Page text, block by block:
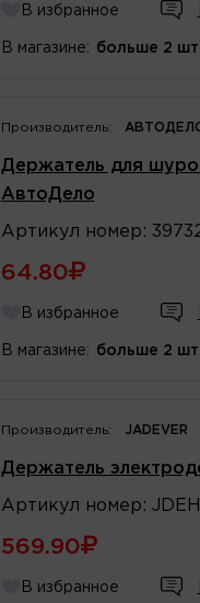
В избранное
В магазине: больше 2 шт
Производитель:
Держатель для
АвтоДело
Артикул номер :
64.80
В избранное
В магазине: больше 2 шт
Производитель: JADEVER
Держатель
Артикул номер :
569.90
В избранное